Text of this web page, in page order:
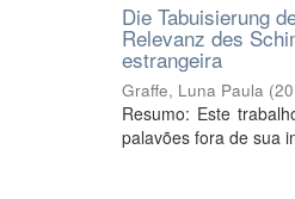
Die Tabuisierung
Relevanz des
estrangeira
Graffe, Luna Paula (
Resumo: Este
palavões fora de sua